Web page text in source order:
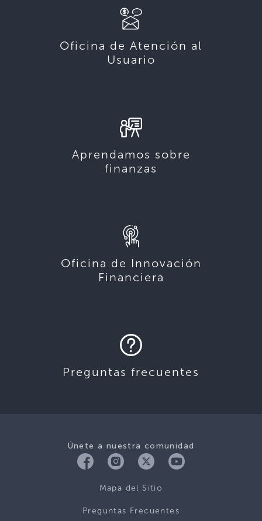
Oficina de Atención al
Usuario
Aprendamos sobre
finanzas
Oficina de Innovación
Financiera
Preguntas frecuentes
Únete a nuestra comunidad
Mapa del Sitio
Preguntas Frecuentes